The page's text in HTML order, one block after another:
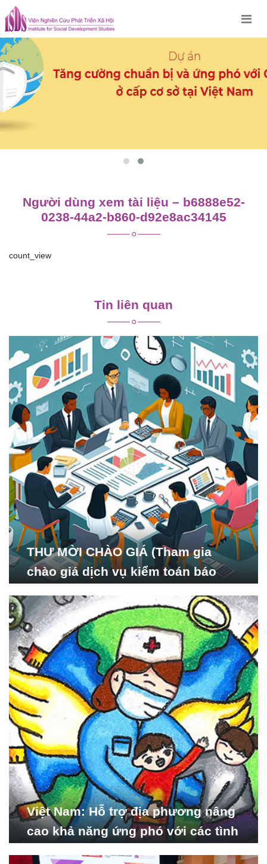
Skip
to
content
Người dùng xem tài liệu – b6888e52-
0238-44a2-b860-d92e8ac34145
count_view
viết
Tin liên quan
THƯ MỜI CHÀO GIÁ (Tham gia
chào giá dịch vụ kiểm toán báo
Nghiên cứu Phát triển Xã
hội_ISDS)
Việt Nam: Hỗ trợ địa phương nâng
cao khả năng ứng phó với các tình